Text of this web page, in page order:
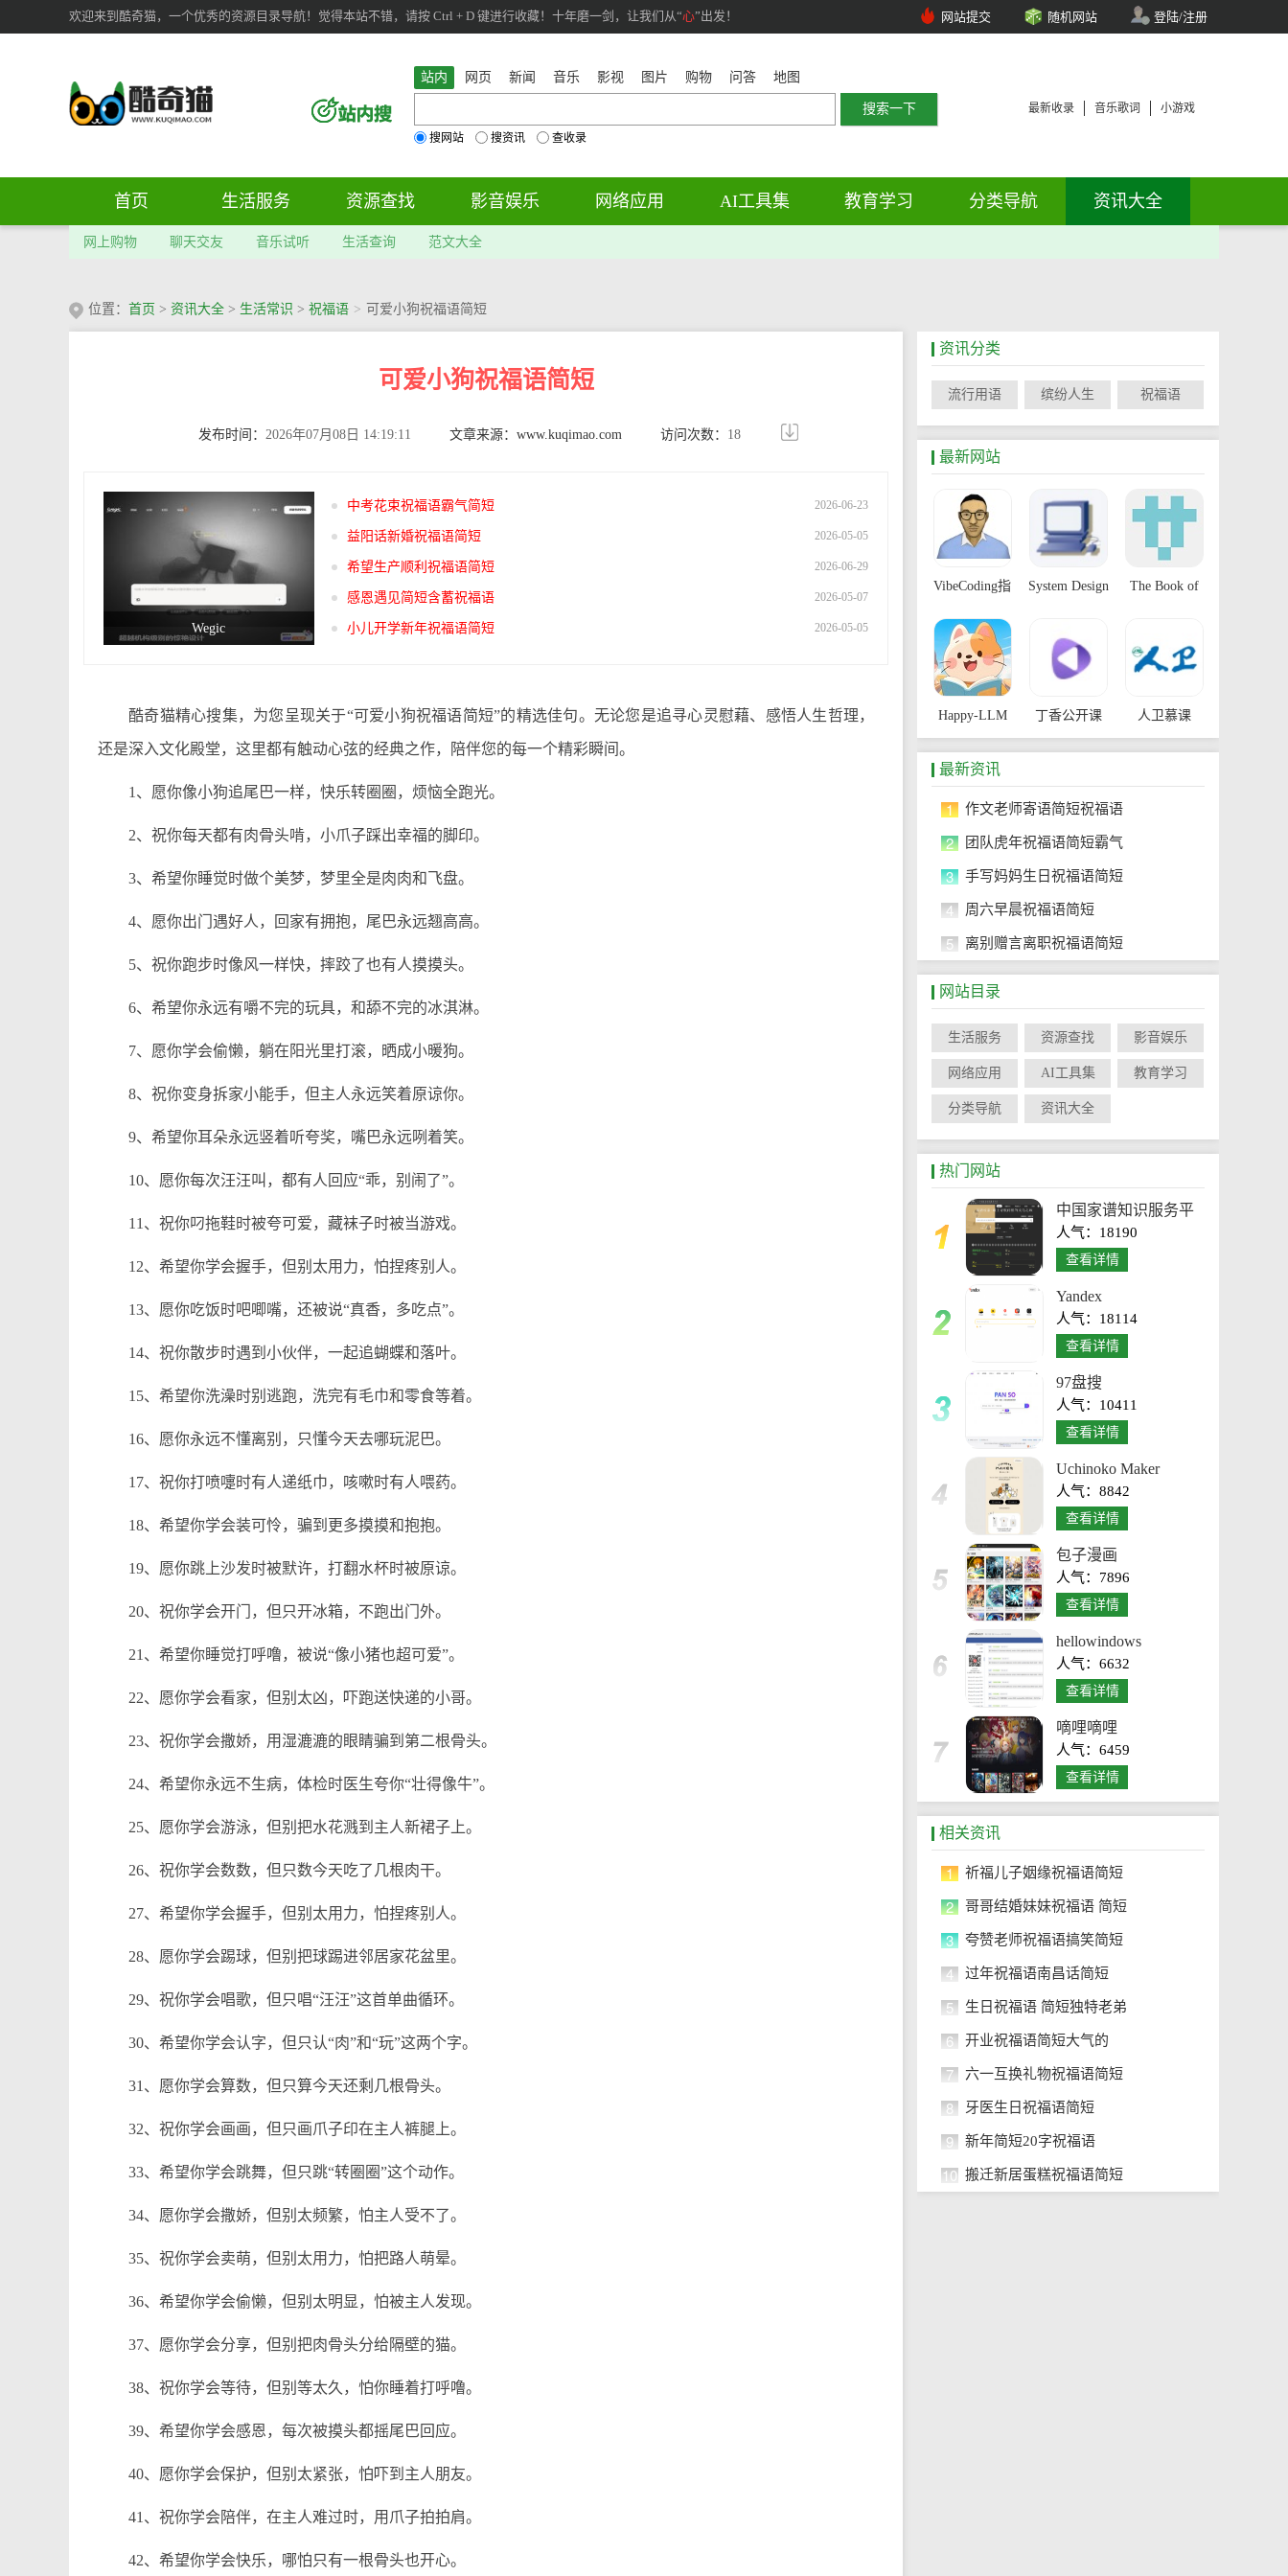
欢迎来到酷奇猫，一个优秀的资源目录导航！觉得本站不错，请按 Ctrl + D 键进行收藏！十年磨一剑，让我们从“心”出发！ 网站提交 随机网站 登陆/注册
站内 网页 新闻 音乐 影视 图片 购物 问答 地图
搜网站 搜资讯 查收录
最新收录 音乐歌词 小游戏
首页 生活服务 资源查找 影音娱乐 网络应用 AI工具集 教育学习 分类导航 资讯大全
网上购物 聊天交友 音乐试听 生活查询 范文大全
位置： 首页 > 资讯大全 > 生活常识 > 祝福语 > 可爱小狗祝福语简短
可爱小狗祝福语简短
发布时间： 2026年07月08日 14:19:11 文章来源： www.kuqimao.com 访问次数： 18
Wegic
中考花束祝福语霸气简短 2026-06-23
益阳话新婚祝福语简短 2026-05-05
希望生产顺利祝福语简短 2026-06-29
感恩遇见简短含蓄祝福语 2026-05-07
小儿开学新年祝福语简短 2026-05-05
酷奇猫精心搜集，为您呈现关于“可爱小狗祝福语简短”的精选佳句。无论您是追寻心灵慰藉、感悟人生哲理，
还是深入文化殿堂，这里都有触动心弦的经典之作，陪伴您的每一个精彩瞬间。
1、愿你像小狗追尾巴一样，快乐转圈圈，烦恼全跑光。
2、祝你每天都有肉骨头啃，小爪子踩出幸福的脚印。
3、希望你睡觉时做个美梦，梦里全是肉肉和飞盘。
4、愿你出门遇好人，回家有拥抱，尾巴永远翘高高。
5、祝你跑步时像风一样快，摔跤了也有人摸摸头。
6、希望你永远有嚼不完的玩具，和舔不完的冰淇淋。
7、愿你学会偷懒，躺在阳光里打滚，晒成小暖狗。
8、祝你变身拆家小能手，但主人永远笑着原谅你。
9、希望你耳朵永远竖着听夸奖，嘴巴永远咧着笑。
10、愿你每次汪汪叫，都有人回应“乖，别闹了”。
11、祝你叼拖鞋时被夸可爱，藏袜子时被当游戏。
12、希望你学会握手，但别太用力，怕捏疼别人。
13、愿你吃饭时吧唧嘴，还被说“真香，多吃点”。
14、祝你散步时遇到小伙伴，一起追蝴蝶和落叶。
15、希望你洗澡时别逃跑，洗完有毛巾和零食等着。
16、愿你永远不懂离别，只懂今天去哪玩泥巴。
17、祝你打喷嚏时有人递纸巾，咳嗽时有人喂药。
18、希望你学会装可怜，骗到更多摸摸和抱抱。
19、愿你跳上沙发时被默许，打翻水杯时被原谅。
20、祝你学会开门，但只开冰箱，不跑出门外。
21、希望你睡觉打呼噜，被说“像小猪也超可爱”。
22、愿你学会看家，但别太凶，吓跑送快递的小哥。
23、祝你学会撒娇，用湿漉漉的眼睛骗到第二根骨头。
24、希望你永远不生病，体检时医生夸你“壮得像牛”。
25、愿你学会游泳，但别把水花溅到主人新裙子上。
26、祝你学会数数，但只数今天吃了几根肉干。
27、希望你学会握手，但别太用力，怕捏疼别人。
28、愿你学会踢球，但别把球踢进邻居家花盆里。
29、祝你学会唱歌，但只唱“汪汪”这首单曲循环。
30、希望你学会认字，但只认“肉”和“玩”这两个字。
31、愿你学会算数，但只算今天还剩几根骨头。
32、祝你学会画画，但只画爪子印在主人裤腿上。
33、希望你学会跳舞，但只跳“转圈圈”这个动作。
34、愿你学会撒娇，但别太频繁，怕主人受不了。
35、祝你学会卖萌，但别太用力，怕把路人萌晕。
36、希望你学会偷懒，但别太明显，怕被主人发现。
37、愿你学会分享，但别把肉骨头分给隔壁的猫。
38、祝你学会等待，但别等太久，怕你睡着打呼噜。
39、希望你学会感恩，每次被摸头都摇尾巴回应。
40、愿你学会保护，但别太紧张，怕吓到主人朋友。
41、祝你学会陪伴，在主人难过时，用爪子拍拍肩。
42、希望你学会快乐，哪怕只有一根骨头也开心。
资讯分类
流行用语 缤纷人生 祝福语
最新网站
VibeCoding指
南
System Design The Book of
Knowledge
Happy-LLM 丁香公开课 人卫慕课
最新资讯
1 作文老师寄语简短祝福语
2 团队虎年祝福语简短霸气
3 手写妈妈生日祝福语简短
4 周六早晨祝福语简短
5 离别赠言离职祝福语简短
网站目录
生活服务 资源查找 影音娱乐
网络应用 AI工具集 教育学习
分类导航 资讯大全
热门网站
中国家谱知识服务平
台
人气：18190
查看详情
Yandex
人气：18114
查看详情
97盘搜
人气：10411
查看详情
Uchinoko Maker
人气：8842
查看详情
包子漫画
人气：7896
查看详情
hellowindows
人气：6632
查看详情
嘀哩嘀哩
人气：6459
查看详情
相关资讯
1 祈福儿子姻缘祝福语简短
2 哥哥结婚妹妹祝福语 简短
3 夸赞老师祝福语搞笑简短
4 过年祝福语南昌话简短
5 生日祝福语 简短独特老弟
6 开业祝福语简短大气的
7 六一互换礼物祝福语简短
8 牙医生日祝福语简短
9 新年简短20字祝福语
10 搬迁新居蛋糕祝福语简短